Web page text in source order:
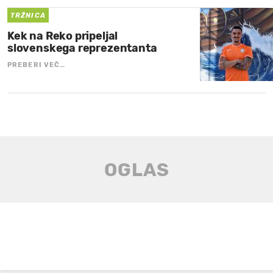
TRŽNICA
Kek na Reko pripeljal
slovenskega reprezentanta
PREBERI VEČ…